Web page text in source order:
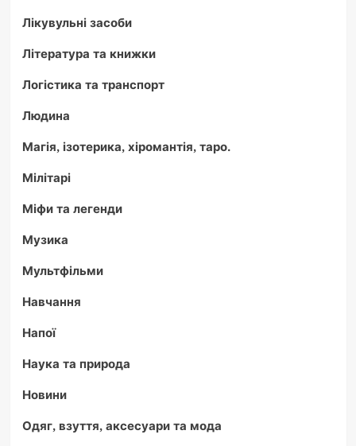
Лікувульні засоби
Література та книжки
Логістика та транспорт
Людина
Магія, ізотерика, хіромантія, таро.
Мілітарі
Міфи та легенди
Музика
Мультфільми
Навчання
Напої
Наука та природа
Новини
Одяг, взуття, аксесуари та мода